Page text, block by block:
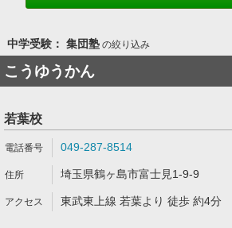
中学受験： 集団塾の絞り込み
こうゆうかん
若葉校
049-287-8514
埼玉県鶴ヶ島市富士見1-9-9
東武東上線 若葉より 徒歩 約4分